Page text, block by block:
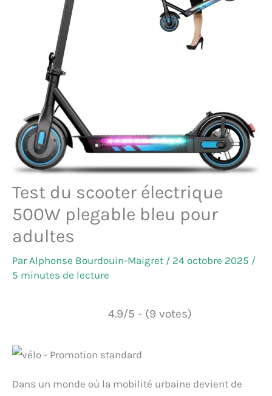
Test du scooter électrique
500W plegable bleu pour
adultes
Par Alphonse Bourdouin-Maigret / 24 octobre 2025 /
5 minutes de lecture
4.9/5 - (9 votes)
Dans un monde où la mobilité urbaine devient de